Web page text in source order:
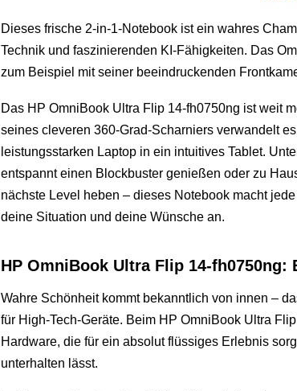
Dieses frische 2-in-1-Notebook ist ein wahres
Technik und faszinierenden KI-Fähigkeiten. Das
zum Beispiel mit seiner beeindruckenden
Das HP OmniBook Ultra Flip 14-fh0750ng ist weit
seines cleveren 360-Grad-Scharniers verwandelt
leistungsstarken Laptop in ein intuitives Tablet.
entspannt einen Blockbuster genießen oder zu
nächste Level heben – dieses Notebook macht
deine Situation und deine Wünsche an.
HP OmniBook Ultra Flip 14-fh0750ng:
Wahre Schönheit kommt bekanntlich von innen –
für High-Tech-Geräte. Beim HP OmniBook Ultra
Hardware, die für ein absolut flüssiges Erlebnis
unterhalten lässt.